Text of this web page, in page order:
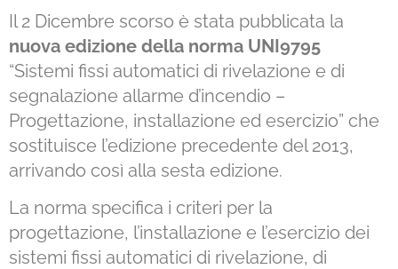
Il 2 Dicembre scorso è stata pubblicata la
nuova edizione della norma UNI9795
“Sistemi fissi automatici di rivelazione e di
segnalazione allarme d’incendio –
Progettazione, installazione ed esercizio” che
sostituisce l’edizione precedente del 2013,
arrivando così alla sesta edizione.
La norma specifica i criteri per la
progettazione, l’installazione e l’esercizio dei
sistemi fissi automatici di rivelazione, di